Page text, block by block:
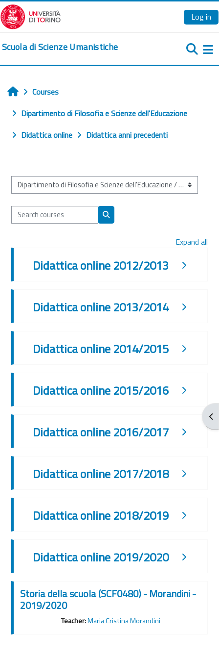
Skip to main content
Log in
Scuola di Scienze Umanistiche
Home
Courses
Dipartimento di Filosofia e Scienze dell'Educazione
Didattica online
Didattica anni precedenti
Course categories
Search courses
Search courses
Expand all
Didattica online 2012/2013
Didattica online 2013/2014
Didattica online 2014/2015
Didattica online 2015/2016
Didattica online 2016/2017
Didattica online 2017/2018
Didattica online 2018/2019
Didattica online 2019/2020
Storia della scuola (SCF0480) - Morandini -
2019/2020
Teacher:Maria Cristina Morandini